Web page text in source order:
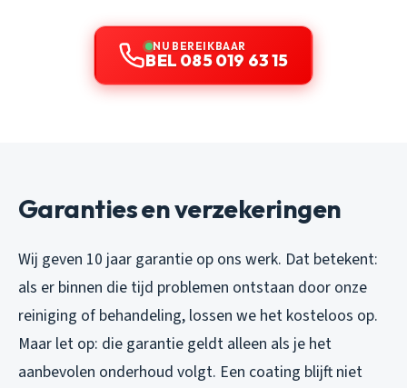
NU BEREIKBAAR
BEL 085 019 63 15
Garanties en verzekeringen
Wij geven 10 jaar garantie op ons werk. Dat betekent:
als er binnen die tijd problemen ontstaan door onze
reiniging of behandeling, lossen we het kosteloos op.
Maar let op: die garantie geldt alleen als je het
aanbevolen onderhoud volgt. Een coating blijft niet